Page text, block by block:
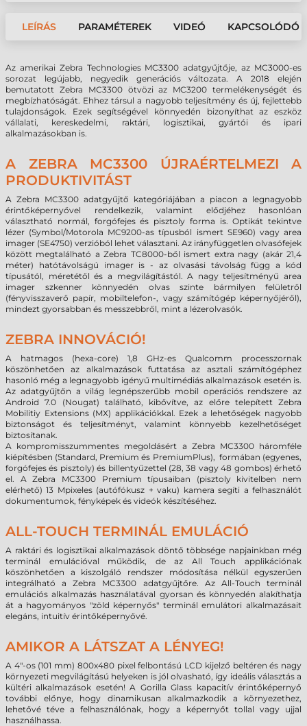
LEÍRÁS PARAMÉTEREK VIDEÓ KAPCSOLÓDÓ
Az amerikai Zebra Technologies MC3300 adatgyűjtője, az MC3000-es
sorozat legújabb, negyedik generációs változata. A 2018 elején
bemutatott Zebra MC3300 ötvözi az MC3200 termelékenységét és
megbízhatóságát. Ehhez társul a nagyobb teljesítmény és új, fejlettebb
tulajdonságok. Ezek segítségével könnyedén bizonyíthat az eszköz
vállalati, kereskedelmi, raktári, logisztikai, gyártói és ipari
alkalmazásokban is.
A ZEBRA MC3300 ÚJRAÉRTELMEZI A
PRODUKTIVITÁST
A Zebra MC3300 adatgyűjtő kategóriájában a piacon a legnagyobb
érintőképernyővel rendelkezik, valamint elődjéhez hasonlóan
választható normál, forgófejes és pisztoly forma is. Optikát tekintve
lézer (Symbol/Motorola MC9200-as típusból ismert SE960) vagy area
imager (SE4750) verzióból lehet választani. Az irányfüggetlen olvasófejek
között megtalálható a Zebra TC8000-ből ismert extra nagy (akár 21,4
méter) hatótávolságú imager is - az olvasási távolság függ a kód
típusától, méretétől és a megvilágítástól. A nagy teljesítményű area
imager szkenner könnyedén olvas szinte bármilyen felületről
(fényvisszaverő papír, mobiltelefon-, vagy számítógép képernyőjéről),
mindezt gyorsabban és messzebbről, mint a lézerolvasók.
ZEBRA INNOVÁCIÓ!
A hatmagos (hexa-core) 1,8 GHz-es Qualcomm processzornak
köszönhetően az alkalmazások futtatása az asztali számítógéphez
hasonló még a legnagyobb igényű multimédiás alkalmazások esetén is.
Az adatgyűjtőn a világ legnépszerűbb mobil operációs rendszere az
Android 7.0 (Nougat) található, kibővítve, az előre telepített Zebra
Mobilitiy Extensions (MX) applikációkkal. Ezek a lehetőségek nagyobb
biztonságot és teljesítményt, valamint könnyebb kezelhetőséget
biztosítanak.
A kompromisszummentes megoldásért a Zebra MC3300 háromféle
kiépítésben (Standard, Premium és PremiumPlus), formában (egyenes,
forgófejes és pisztoly) és billentyűzettel (28, 38 vagy 48 gombos) érhető
el. A Zebra MC3300 Premium típusaiban (pisztoly kivitelben nem
elérhető) 13 Mpixeles (autófókusz + vaku) kamera segíti a felhasználót
dokumentumok, fényképek és videók készítéséhez.
ALL-TOUCH TERMINÁL EMULÁCIÓ
A raktári és logisztikai alkalmazások döntő többsége napjainkban még
terminál emulációval működik, de az All Touch applikációnak
köszönhetően a kiszolgáló rendszer módosítása nélkül egyszerűen
integrálható a Zebra MC3300 adatgyűjtőre. Az All-Touch terminál
emulációs alkalmazás használatával gyorsan és könnyedén alakíthatja
át a hagyományos "zöld képernyős" terminál emulátori alkalmazásait
elegáns, intuitív érintőképernyővé.
AMIKOR A LÁTSZAT A LÉNYEG!
A 4"-os (101 mm) 800x480 pixel felbontású LCD kijelző beltéren és nagy
környezeti megvilágítású helyeken is jól olvasható, így ideális választás a
kültéri alkalmazások esetén! A Gorilla Glass kapacitív érintőképernyő
további előnye, hogy dinamikusan alkalmazkodik a környezethez,
lehetővé téve a felhasználónak, hogy a képernyőt tollal vagy ujjal
használhassa.